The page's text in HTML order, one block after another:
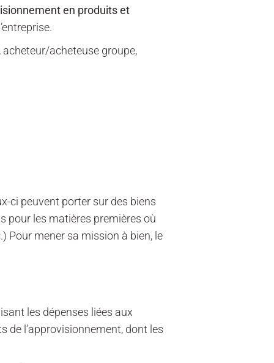
en produits et
acheteuse groupe,
ci peuvent porter sur des biens
pour les matières premières où
Pour mener sa mission à bien, le
les dépenses liées aux
de l’approvisionnement, dont les